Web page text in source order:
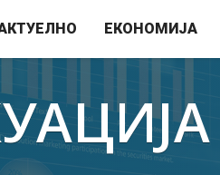
ЕКОНОМИЈА